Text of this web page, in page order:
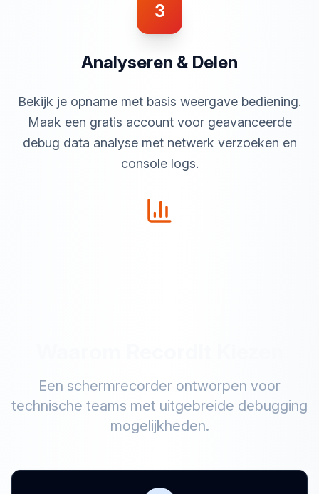
3
Analyseren & Delen
Bekijk je opname met basis weergave bediening.
Maak een gratis account voor geavanceerde
debug data analyse met netwerk verzoeken en
console logs.
Een schermrecorder ontworpen voor
technische teams met uitgebreide debugging
mogelijkheden.